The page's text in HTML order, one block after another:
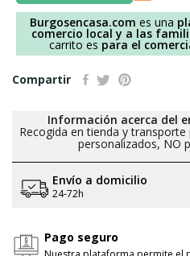
Burgosencasa.com es una
comercio local y a las
carrito es para el
Compartir
Información acerca del
Recogida en tienda y
personalizados, NO
Envío a domicilio
24-72h
Pago seguro